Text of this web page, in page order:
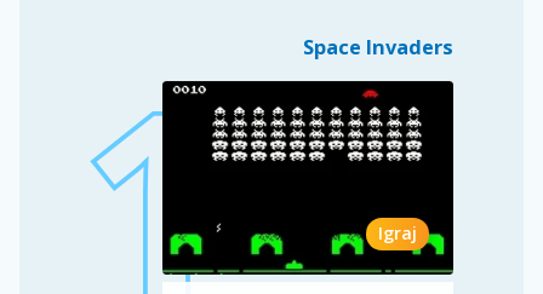
Space Invaders
Igraj